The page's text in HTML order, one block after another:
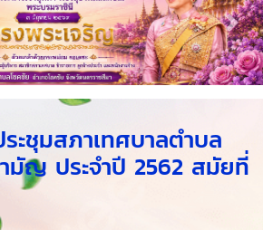
Next
ะชุมสภาเทศบาลตำบล
มัญ ประจำปี 2562 สมัยที่